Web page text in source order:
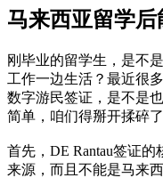
马来西亚留学后
刚毕业的留学生，是不
工作一边生活？最近很
数字游民签证，是不是
简单，咱们得掰开揉碎了
首先，DE Rantau签证
来源，而且不能是马来